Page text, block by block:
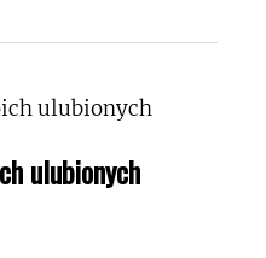
ulubionych